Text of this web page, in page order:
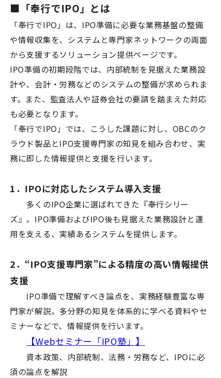
■「奉行でIPO」とは
「奉行でIPO」は、IPO準備に必要な業務基盤の整備
や情報収集を、システムと専門家ネットワークの両面
から支援するソリューション提供ページです。
IPO準備の初期段階では、内部統制を見据えた業務設
計や、会計・労務などのシステムの整備が求められま
す。また、監査法人や証券会社の要請を踏まえた対応
も必要となります。
「奉行でIPO」では、こうした課題に対し、OBCのク
ラウド製品とIPO支援専門家の知見を組み合わせ、実
務に即した情報提供と支援を行います。
1．IPOに対応したシステム導入支援
多くのIPO企業に選ばれてきた『奉行シリー
ズ』。IPO準備およびIPO後も見据えた業務設計と運
用を支える、実績あるシステムを提供します。
2．“IPO支援専門家”による精度の高い情報提供
支援
IPO準備で理解すべき論点を、実務経験豊富な専
門家が解説。多分野の知見を体系的に学べる資料やセ
ミナーなどで、情報提供を行います。
【Webセミナー「IPO塾」】
資本政策、内部統制、法務・労務など、IPOに必
須の論点を解説